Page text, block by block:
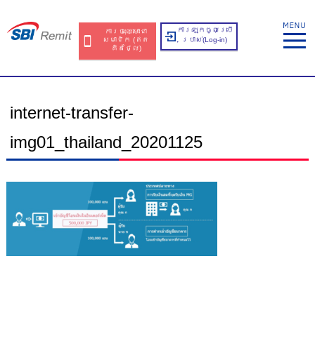
ការចុះឈ្មោះជា
សមាជិក​​ (ឥត​
គិត​ថ្លៃ​)
ការឡុកចូលប្រើ
ប្រាស់​(Log-in)
internet-transfer-
img01_thailand_20201125